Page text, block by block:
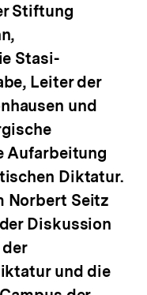
Stiftung
Stasi-
Leiter der
und
Aufarbeitung
Diktatur.
Norbert Seitz
Diskussion
und die